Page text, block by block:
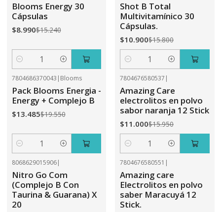
Blooms Energy 30
Cápsulas
$8.990$15.240
Cantidad
Shot B Total
Multivitamínico 30
Cápsulas.
$10.900$15.800
Cantidad
7804686370043 | Blooms
Pack Blooms Energia -
Energy + Complejo B
$13.485$19.550
Cantidad
7804676580537 |
Amazing Care
electrolitos en polvo
sabor naranja 12 Stick
$11.000$15.950
Cantidad
8068629015906|
Nitro Go Com
(Complejo B Con
Taurina & Guarana) X
20
7804676580551 |
Amazing care
Electrolitos en polvo
saber Maracuyá 12
Stick.